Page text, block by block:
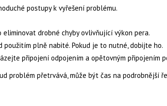
postupy k vyřešení problému.
drobné chyby ovlivňující výkon pera.
plně nabité. Pokud je to nutné, dobijte ho.
připojení odpojením a opětovným připojením
problém přetrvává, může být čas na podrobnější